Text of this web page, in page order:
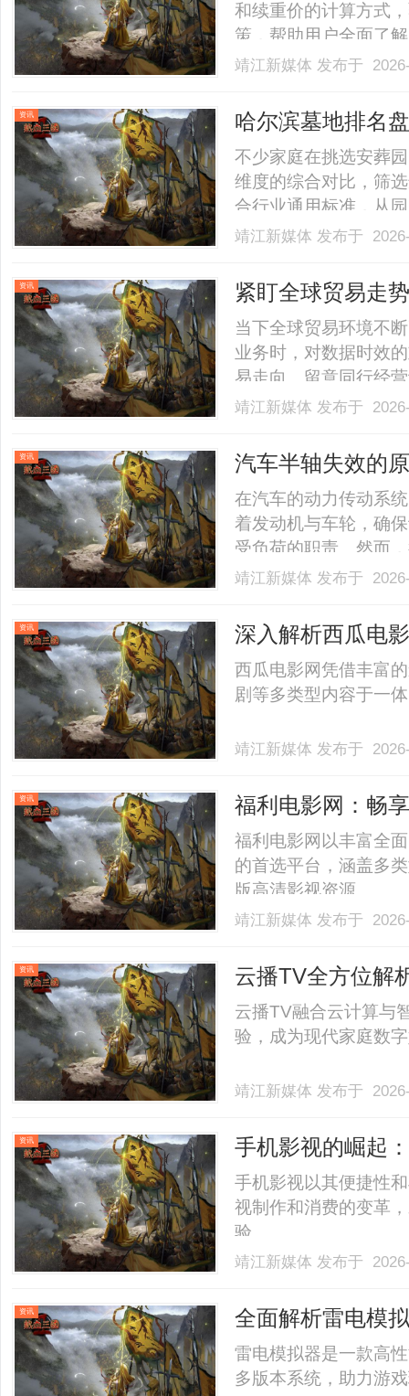
和续重价的计算方式
策，帮助用户全面了
靖江新媒体 发布于
资讯 哈尔滨墓地排名
不少家庭在挑选安葬
维度的综合对比，筛
合行业通用标准，从
等多个维度进行综合
实力，整体表现不俗
尔.........
靖江新媒体 发布于
资讯
紧盯全球贸易走
现如何？
当下全球贸易环境不
业务时，对数据时效
易走向、留意同行经
效的数据都扮演着重
(TOPEASE)的数据更
靖江新媒体 发布于
资讯 汽车半轴失效的
在汽车的动力传动系
着发动机与车轮，确
受负荷的职责。然而
不转的现象，这不仅
供相应的解决方案，
基.........
靖江新媒体 发布于
资讯 深入解析西瓜电
西瓜电影网凭借丰富
剧等多类型内容于一
靖江新媒体 发布于
资讯
福利电影网：畅
台
福利电影网以丰富全
的首选平台，涵盖多
版高清影视资源。......
靖江新媒体 发布于
资讯 云播TV全方位解
云播TV融合云计算与
验，成为现代家庭数
靖江新媒体 发布于
资讯 手机影视的崛起
手机影视以其便捷性
视制作和消费的变革
验。......
靖江新媒体 发布于
资讯 全面解析雷电模
雷电模拟器是一款高
多版本系统，助力游